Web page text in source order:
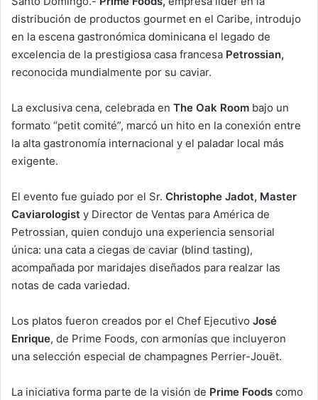
distribución de productos gourmet en el Caribe, introdujo
en la escena gastronómica dominicana el legado de
excelencia de la prestigiosa casa francesa Petrossian,
reconocida mundialmente por su caviar.
La exclusiva cena, celebrada en The Oak Room bajo un
formato “petit comité”, marcó un hito en la conexión entre
la alta gastronomía internacional y el paladar local más
exigente.
El evento fue guiado por el Sr. Christophe Jadot, Master
Caviarologist y Director de Ventas para América de
Petrossian, quien condujo una experiencia sensorial
única: una cata a ciegas de caviar (blind tasting),
acompañada por maridajes diseñados para realzar las
notas de cada variedad.
Los platos fueron creados por el Chef Ejecutivo José
Enrique, de Prime Foods, con armonías que incluyeron
una selección especial de champagnes Perrier-Jouët.
La iniciativa forma parte de la visión de Prime Foods como